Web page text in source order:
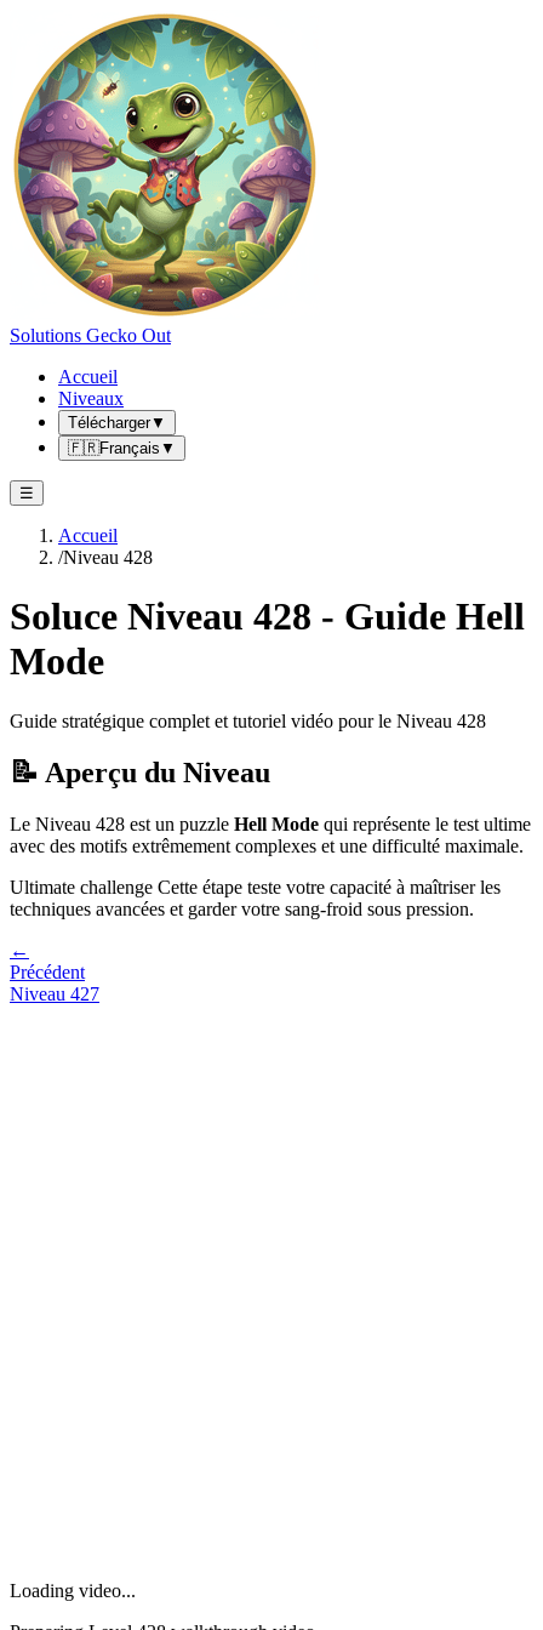
Solutions Gecko Out
Accueil
Niveaux
Télécharger▼
🇫🇷Français ▼
☰
Accueil
/Niveau 428
Soluce Niveau 428 - Guide Hell
Mode
Guide stratégique complet et tutoriel vidéo pour le Niveau 428
📝 Aperçu du Niveau
Le Niveau 428 est un puzzle Hell Mode qui représente le test ultime
avec des motifs extrêmement complexes et une difficulté maximale.
Ultimate challenge Cette étape teste votre capacité à maîtriser les
techniques avancées et garder votre sang-froid sous pression.
←
Précédent
Niveau 427
Loading video...